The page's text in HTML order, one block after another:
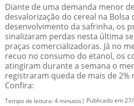
Diante de uma demanda menor
desvalorização do cereal na Bolsa
desenvolvimento da safrinha, os
sinalizaram perdas nesta última
praças comercializadoras. Já no
recuo no consumo do etanol, os
atingiram durante a semana o
registraram queda de mais de 2%
Confira:
Tempo de leitura:4 minutos | Publicado em